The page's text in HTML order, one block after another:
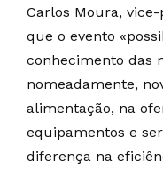
Carlos Moura, vice-
que o evento
conhecimento das
nomeadamente,
alimentação, na
equipamentos e
diferença na